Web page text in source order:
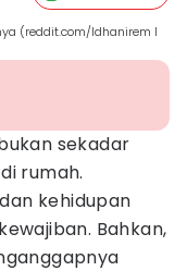
(reddit.com/Idhanirem I
sekadar
rumah.
kehidupan
Bahkan,